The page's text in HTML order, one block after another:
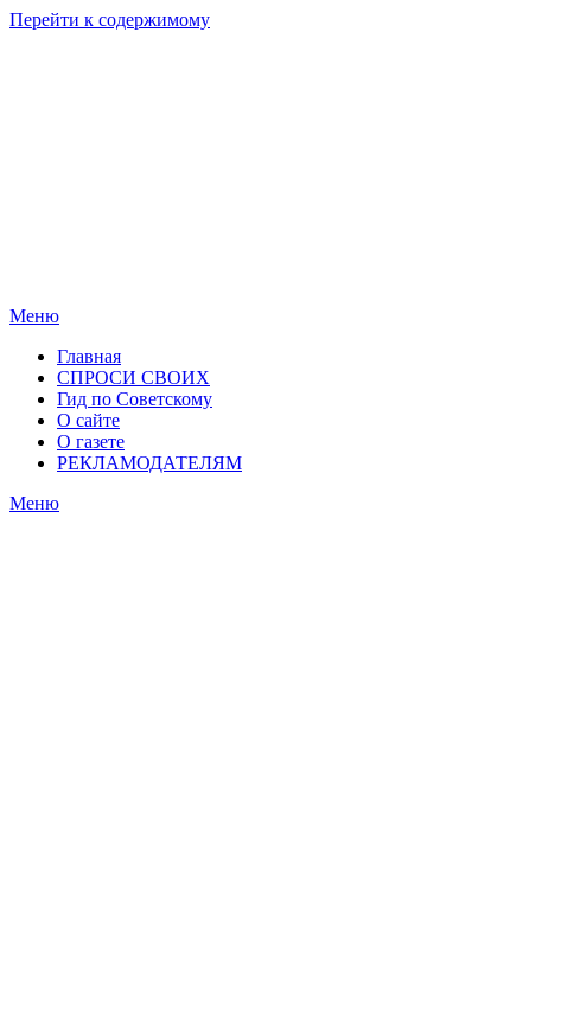
Перейти к содержимому
Меню
Главная
СПРОСИ СВОИХ
Гид по Советскому
О сайте
О газете
РЕКЛАМОДАТЕЛЯМ
Меню